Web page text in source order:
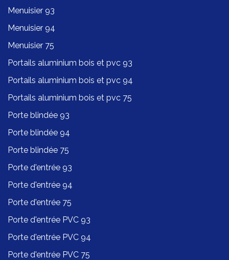
Menuisier 93
Menuisier 94
Menuisier 75
Portails aluminium bois et pvc 93
Portails aluminium bois et pvc 94
Portails aluminium bois et pvc 75
Porte blindée 93
Porte blindée 94
Porte blindée 75
Porte d'entrée 93
Porte d'entrée 94
Porte d'entrée 75
Porte d'entrée PVC 93
Porte d'entrée PVC 94
Porte d'entrée PVC 75